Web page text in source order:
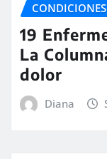
19
La
dolor
Diana